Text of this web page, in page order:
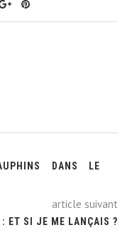
DANS LE
article suivant
: ET SI JE ME LANÇAIS ?